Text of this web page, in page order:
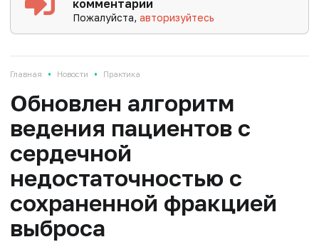
комментарии
Пожалуйста,авторизуйтесь
Главная • Новости • Практика
Обновлен алгоритм
ведения пациентов с
сердечной
недостаточностью с
сохраненной фракцией
выброса